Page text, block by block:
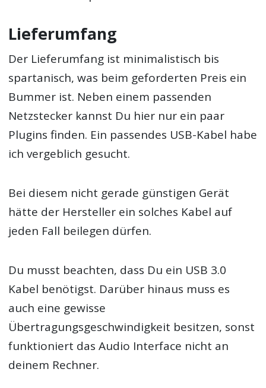
Lieferumfang
Der Lieferumfang ist minimalistisch bis
spartanisch, was beim geforderten Preis ein
Bummer ist. Neben einem passenden
Netzstecker kannst Du hier nur ein paar
Plugins finden. Ein passendes USB-Kabel habe
ich vergeblich gesucht.
Bei diesem nicht gerade günstigen Gerät
hätte der Hersteller ein solches Kabel auf
jeden Fall beilegen dürfen.
Du musst beachten, dass Du ein USB 3.0
Kabel benötigst. Darüber hinaus muss es
auch eine gewisse
Übertragungsgeschwindigkeit besitzen, sonst
funktioniert das Audio Interface nicht an
deinem Rechner.